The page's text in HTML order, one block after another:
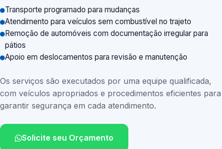
Transporte programado para mudanças
Atendimento para veículos sem combustível no trajeto
Remoção de automóveis com documentação irregular para
pátios
Apoio em deslocamentos para revisão e manutenção
Os serviços são executados por uma equipe qualificada,
com veículos apropriados e procedimentos eficientes para
garantir segurança em cada atendimento.
Solicite seu Orçamento